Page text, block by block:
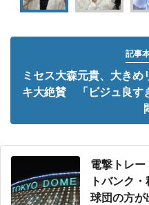
記事
ミセス大森元貴、大き
キ大絶賛 「ビジュ良す
電撃トレ
トバンク
球団の方が